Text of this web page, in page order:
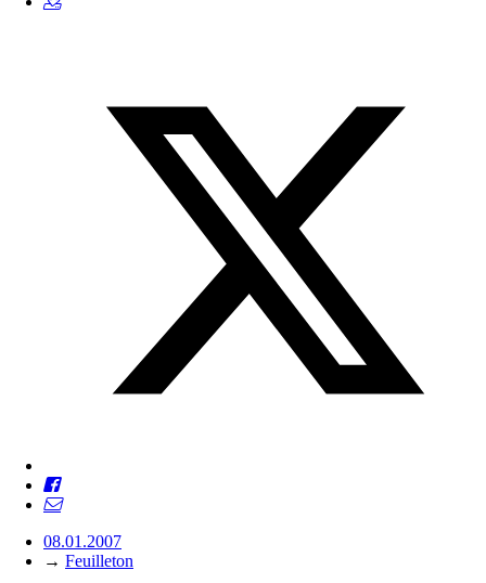
08.01.2007
→ Feuilleton